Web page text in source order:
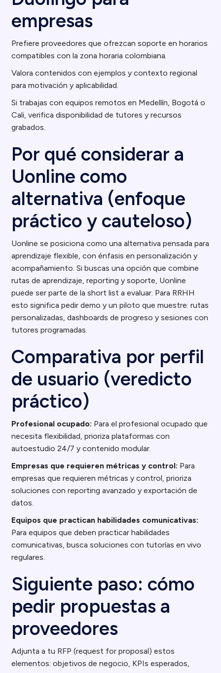
empresas
Prefiere proveedores que ofrezcan soporte en horarios
compatibles con la zona horaria colombiana.
Valora contenidos con ejemplos y contexto regional
para motivación y aplicabilidad.
Si trabajas con equipos remotos en Medellín, Bogotá o
Cali, verifica disponibilidad de tutores y recursos
grabados.
Por qué considerar a
Uonline como
alternativa (enfoque
práctico y cauteloso)
Uonline se posiciona como una alternativa pensada para
aprendizaje flexible, con énfasis en personalización y
acompañamiento. Si buscas una opción que combine
rutas de aprendizaje, reporting y soporte, Uonline
puede ser parte de la short list a evaluar. Para RRHH
esto significa pedir demo y un piloto que muestre: rutas
personalizadas, dashboards de progreso y sesiones con
tutores programadas.
Comparativa por perfil
de usuario (veredicto
práctico)
Profesional ocupado: Para el profesional ocupado que
necesita flexibilidad, prioriza plataformas con
autoestudio 24/7 y contenido modular.
Empresas que requieren métricas y control: Para
empresas que requieren métricas y control, prioriza
soluciones con reporting avanzado y exportación de
datos.
Equipos que practican habilidades comunicativas:
Para equipos que deben practicar habilidades
comunicativas, busca soluciones con tutorías en vivo
regulares.
Siguiente paso: cómo
pedir propuestas a
proveedores
Adjunta a tu RFP (request for proposal) estos
elementos: objetivos de negocio, KPIs esperados,